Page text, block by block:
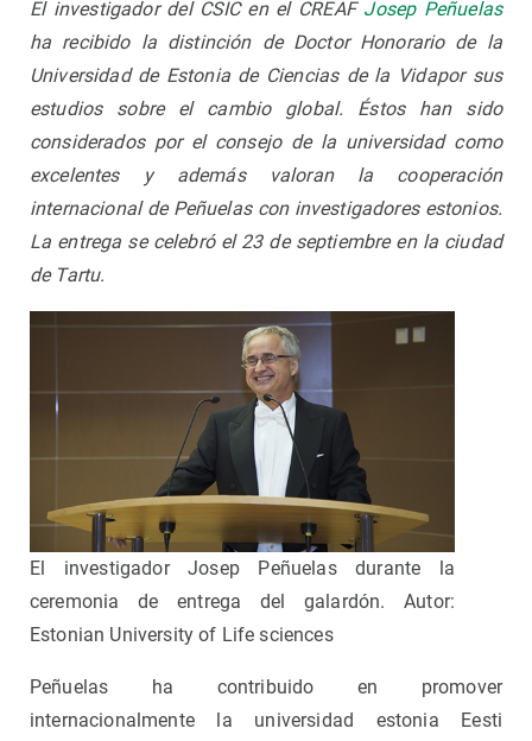
El investigador del CSIC en el CREAF Josep Peñuelas
ha recibido la distinción de Doctor Honorario de la
Universidad de Estonia de Ciencias de la Vidapor sus
estudios sobre el cambio global. Éstos han sido
considerados por el consejo de la universidad como
excelentes y además valoran la cooperación
internacional de Peñuelas con investigadores estonios.
La entrega se celebró el 23 de septiembre en la ciudad
de Tartu.
El investigador Josep Peñuelas durante la
ceremonia de entrega del galardón. Autor:
Estonian University of Life sciences
Peñuelas ha contribuido en promover
internacionalmente la universidad estonia Eesti